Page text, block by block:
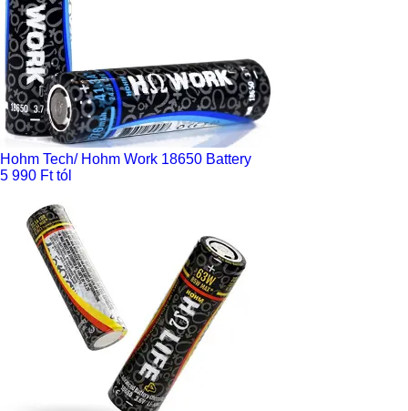
Hohm Tech/ Hohm Work 18650 Battery
5 990 Ft tól